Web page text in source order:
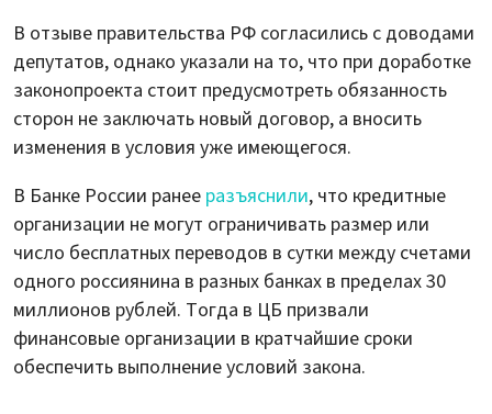
В отзыве правительства РФ согласились с доводами
депутатов, однако указали на то, что при доработке
законопроекта стоит предусмотреть обязанность
сторон не заключать новый договор, а вносить
изменения в условия уже имеющегося.
В Банке России ранее разъяснили, что кредитные
организации не могут ограничивать размер или
число бесплатных переводов в сутки между счетами
одного россиянина в разных банках в пределах 30
миллионов рублей. Тогда в ЦБ призвали
финансовые организации в кратчайшие сроки
обеспечить выполнение условий закона.